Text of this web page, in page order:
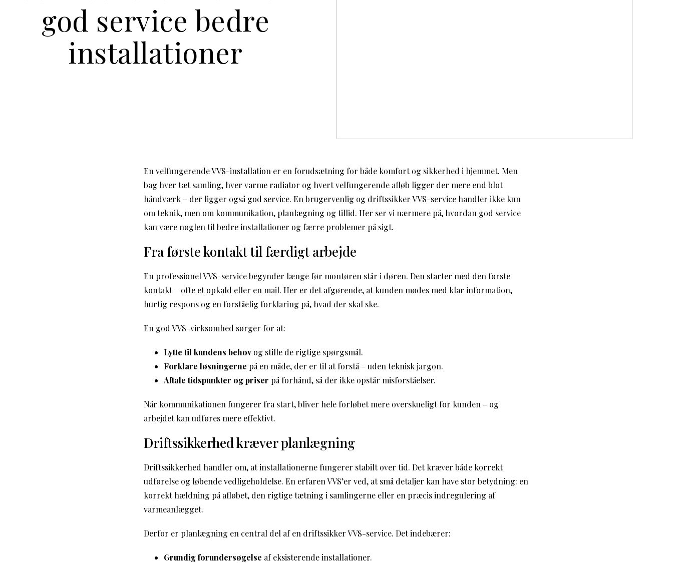
god service bedre
installationer
En velfungerende VVS-installation er en forudsætning for både komfort og sikkerhed i hjemmet. Men
bag hver tæt samling, hver varme radiator og hvert velfungerende afløb ligger der mere end blot
håndværk – der ligger også god service. En brugervenlig og driftssikker VVS-service handler ikke kun
om teknik, men om kommunikation, planlægning og tillid. Her ser vi nærmere på, hvordan god service
kan være nøglen til bedre installationer og færre problemer på sigt.
Fra første kontakt til færdigt arbejde
En professionel VVS-service begynder længe før montøren står i døren. Den starter med den første
kontakt – ofte et opkald eller en mail. Her er det afgørende, at kunden mødes med klar information,
hurtig respons og en forståelig forklaring på, hvad der skal ske.
En god VVS-virksomhed sørger for at:
Lytte til kundens behov og stille de rigtige spørgsmål.
Forklare løsningerne på en måde, der er til at forstå – uden teknisk jargon.
Aftale tidspunkter og priser på forhånd, så der ikke opstår misforståelser.
Når kommunikationen fungerer fra start, bliver hele forløbet mere overskueligt for kunden – og
arbejdet kan udføres mere effektivt.
Driftssikkerhed kræver planlægning
Driftssikkerhed handler om, at installationerne fungerer stabilt over tid. Det kræver både korrekt
udførelse og løbende vedligeholdelse. En erfaren VVS’er ved, at små detaljer kan have stor betydning: en
korrekt hældning på afløbet, den rigtige tætning i samlingerne eller en præcis indregulering af
varmeanlægget.
Derfor er planlægning en central del af en driftssikker VVS-service. Det indebærer:
Grundig forundersøgelse af eksisterende installationer.